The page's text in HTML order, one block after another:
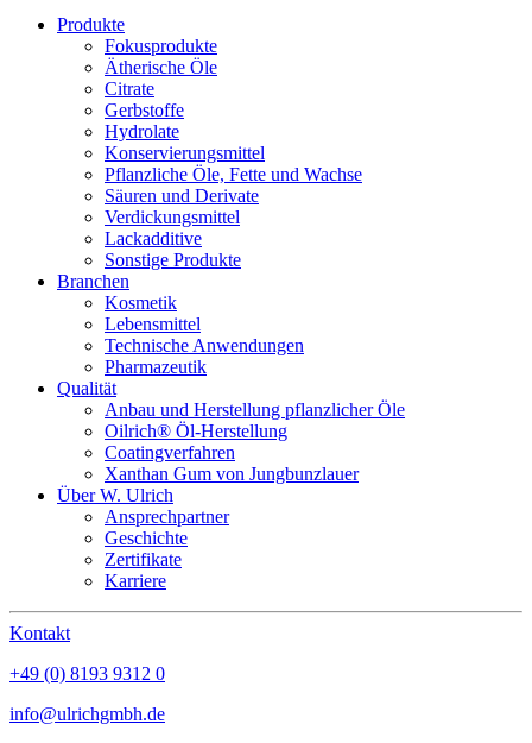
Produkte
Fokusprodukte
Ätherische Öle
Citrate
Gerbstoffe
Hydrolate
Konservierungsmittel
Pflanzliche Öle, Fette und Wachse
Säuren und Derivate
Verdickungsmittel
Lackadditive
Sonstige Produkte
Branchen
Kosmetik
Lebensmittel
Technische Anwendungen
Pharmazeutik
Qualität
Anbau und Herstellung pflanzlicher Öle
Oilrich® Öl-Herstellung
Coatingverfahren
Xanthan Gum von Jungbunzlauer
Über W. Ulrich
Ansprechpartner
Geschichte
Zertifikate
Karriere
Kontakt
+49 (0) 8193 9312 0
info@ulrichgmbh.de